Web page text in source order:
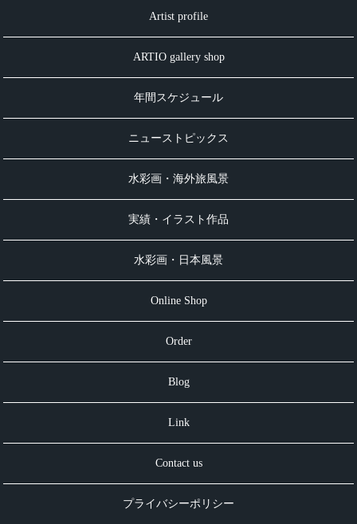
Artist profile
ARTIO gallery shop
年間スケジュール
ニューストピックス
水彩画・海外旅風景
実績・イラスト作品
水彩画・日本風景
Online Shop
Order
Blog
Link
Contact us
プライバシーポリシー